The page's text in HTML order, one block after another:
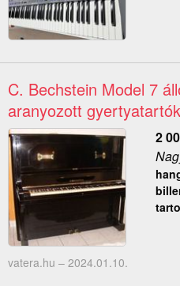
C. Bechstein Model 7
aranyozott
2
vatera.hu – 2024.01.10.